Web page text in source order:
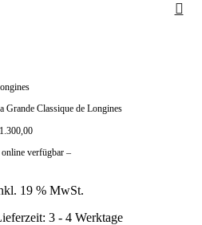
Grande Classique de Longines
1.300,00
online verfügbar –
19 % MwSt.
3 - 4 Werktage